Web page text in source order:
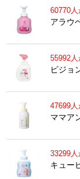
60770人
アラウ
55992人
ピジョ
47699人
ママア
33299人
キュー